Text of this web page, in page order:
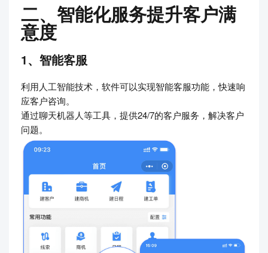
二、智能化服务提升客户满
意度
1、智能客服
利用人工智能技术，软件可以实现智能客服功能，快速响
应客户咨询。
通过聊天机器人等工具，提供24/7的客户服务，解决客户
问题。